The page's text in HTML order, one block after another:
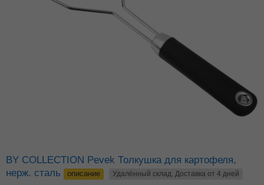
BY COLLECTION Pevek Толкушка для картофеля,
нерж. сталь
описание Удалённый склад. Доставка от 4 дней